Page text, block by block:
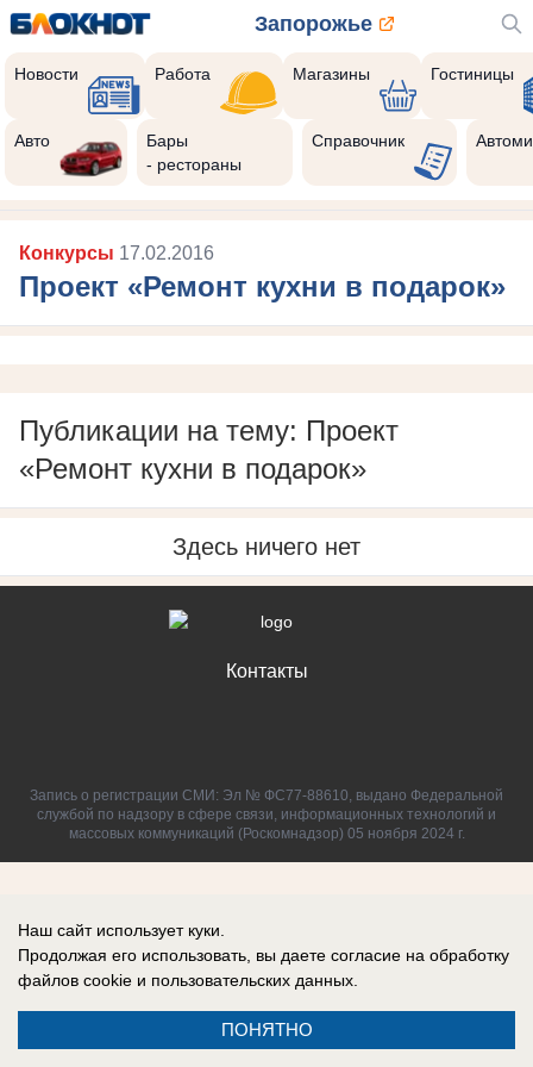
Запорожье
Новости Работа Магазины Гостиницы
Авто
Бары
- рестораны
Справочник
Конкурсы 17.02.2016
Проект «Ремонт кухни в подарок»
Публикации на тему: Проект
«Ремонт кухни в подарок»
Здесь ничего нет
Контакты
Запись о регистрации СМИ: Эл № ФС77-88610, выдано Федеральной
службой по надзору в сфере связи, информационных технологий и
массовых коммуникаций (Роскомнадзор) 05 ноября 2024 г.
Наш сайт использует куки.
Продолжая его использовать, вы даете согласие на обработку
файлов cookie и пользовательских данных.
ПОНЯТНО